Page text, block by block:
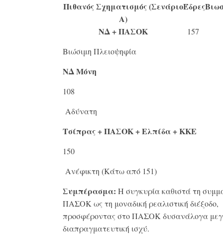
Πιθανός Σχηματισμός (Σενάριο
Α)
Έδρες
ΝΔ + ΠΑΣΟΚ
157
Βιώσιμη Πλειοψηφία
ΝΔ Μόνη
108
Αδύνατη
Τσίπρας + ΠΑΣΟΚ + Ελπίδα + ΚΚΕ
150
Ανέφικτη (Κάτω από 151)
Συμπέρασμα: Η συγκυρία καθιστά τη
ΠΑΣΟΚ ως τη μοναδική ρεαλιστική διέξοδο,
προσφέροντας στο ΠΑΣΟΚ δυσανάλογα
διαπραγματευτική ισχύ.